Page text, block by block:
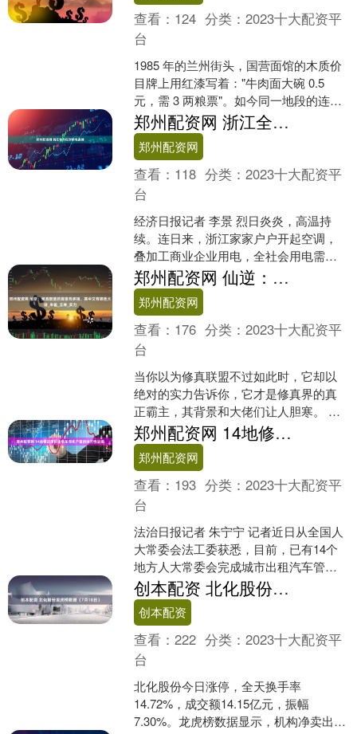
查看： 124 分类：2023十大配资平
台
1985 年的兰州街头，国营面馆的木质价
目牌上用红漆写着："牛肉面大碗 0.5
元，需 3 两粮票"。如今同一地段的连锁
面馆里，同款牛肉面标价 25 元，扫码
支....
郑州配资网 浙江全力应对用电高峰
郑州配资网
查看： 118 分类：2023十大配资平
台
经济日报记者 李景 烈日炎炎，高温持
续。连日来，浙江家家户户开起空调，
叠加工商业企业用电，全社会用电需求
持续攀升。7月以来，浙江用电负荷连日
超过1亿千瓦，每天用....
郑州配资网 仙逆：修真联盟的背景有多强，其中又有哪些大佬_朱雀_王林_实力
郑州配资网
查看： 176 分类：2023十大配资平
台
当你以为修真联盟不过如此时，它却以
绝对的实力告诉你，它才是修真界的真
正霸主，其背景和大佬们让人胆寒。 在
仙逆的原著里，修真联盟的实力远超表
面，它起源于远古由炼气....
郑州配资网 14地修改限制出租车司机户籍的地方性法规
郑州配资网
查看： 193 分类：2023十大配资平
台
法治日报记者 朱宁宁 记者近日从全国人
大常委会法工委获悉，目前，已有14个
地方人大常委会完成城市出租汽车管理
条例中关于从事客运出租汽车经营服务
的驾驶员应当具有本....
创本配资 北化股份龙虎榜数据（7月18日）
创本配资
查看：222 分类：2023十大配资平
台
北化股份今日涨停，全天换手率
14.72%，成交额14.15亿元，振幅
7.30%。龙虎榜数据显示，机构净卖出